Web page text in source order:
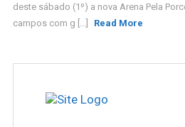
deste sábado (1º) a nova Arena Pela
campos com g [...]
Read More